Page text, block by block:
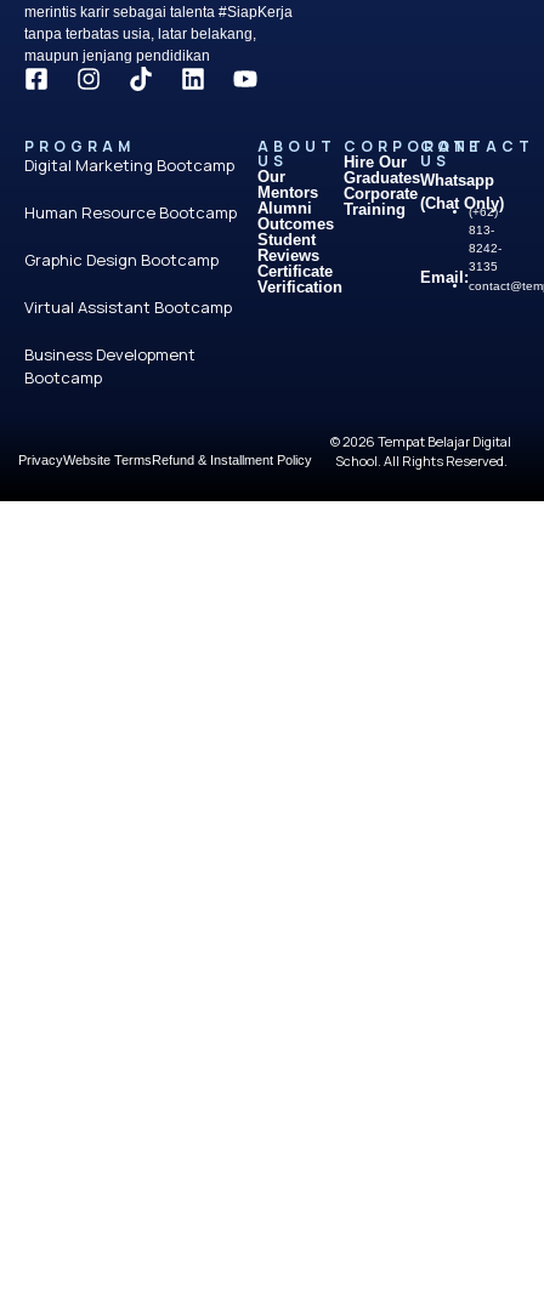
merintis karir sebagai talenta #SiapKerja
tanpa terbatas usia, latar belakang,
maupun jenjang pendidikan
PROGRAM
Digital Marketing Bootcamp
Human Resource Bootcamp
Graphic Design Bootcamp
Virtual Assistant Bootcamp
Business Development
Bootcamp
ABOUT
US
Our
Mentors
Alumni
Outcomes
Student
Reviews
Certificate
Verification
CORPORATE
Hire Our
Graduates
Corporate
Training
CONTACT
US
Whatsapp
(Chat Only)
(+62)
813-
8242-
3135
Email:
PrivacyWebsite TermsRefund & Installment Policy
© 2026 Tempat Belajar Digital
School. All Rights Reserved.